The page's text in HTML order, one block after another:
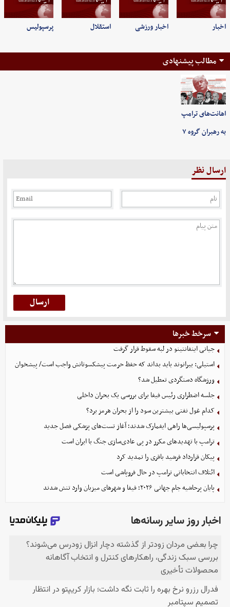
اخبار اخبار ورزشی استقلال پرسپولیس
مطالب پیشنهادی
اهانت‌های ترامپ
به رهبران گروه ۷
ارسال نظر
سرخط خبرها
جیانی اینفانتینو در لبه سقوط قرار گرفت
استیلی: بیرانوند باید بداند که حفظ حرمت پیشکسوتانش واجب است/ پیشخوان
ورزشگاه دستگردی تعطیل شد؟
جلسه اضطراری رئیس فیفا برای بررسی یک بحران داخلی
کدام غول نفتی بیشترین سود را از بحران هرمز برد؟
پرسپولیسی‌ها راهی ایفمارک شدند؛ آغاز تست‌های پزشکی فصل جدید
ترامپ با تهدیدهای مکرر در پی عادی‌سازی جنگ با ایران است
پیکان قرارداد فرشید باقری را تمدید کرد
ائتلاف انتخاباتی ترامپ در حال فروپاشی است
پایان پرحاشیه جام جهانی ۲۰۲۶؛ فیفا و شهرهای میزبان وارد تنش شدند